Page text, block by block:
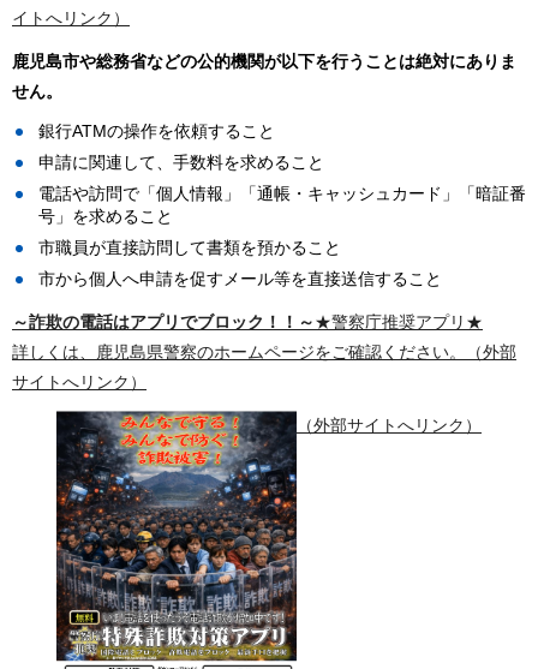
イトへリンク）
鹿児島市や総務省などの公的機関が以下を行うことは絶対にありま
せん。
銀行ATMの操作を依頼すること
申請に関連して、手数料を求めること
電話や訪問で「個人情報」「通帳・キャッシュカード」「暗証番
号」を求めること
市職員が直接訪問して書類を預かること
市から個人へ申請を促すメール等を直接送信すること
～詐欺の電話はアプリでブロック！！～★警察庁推奨アプリ★
詳しくは、鹿児島県警察のホームページをご確認ください。（外部
サイトへリンク）
（外部サイトへリンク）